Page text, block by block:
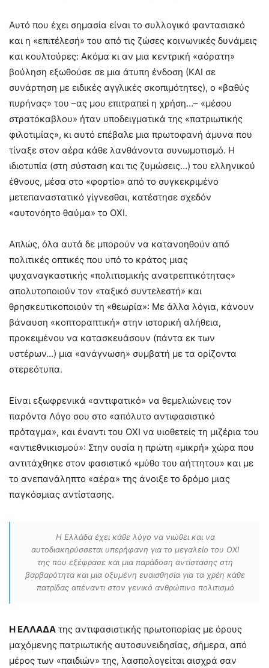
Αυτό που έχει σημασία είναι το συλλογικό φαντασιακό
και η «επιτέλεσή» του από τις ζώσες κοινωνικές δυνάμεις
και κουλτούρες: Ακόμα κι αν μια κεντρική «αόρατη»
βούληση εξωθούσε σε μια άτυπη ένδοση (ΚΑΙ σε
συνάρτηση με ειδικές αγγλικές σκοπιμότητες), ο «βαθύς
πυρήνας» του –ας μου επιτραπεί η χρήση…– «μέσου
στρατόκαβλου» ήταν υποδειγματικά της «πατριωτικής
φιλοτιμίας», κι αυτό επέβαλε μια πρωτοφανή άμυνα που
τίναξε στον αέρα κάθε λανθάνοντα συνωμοτισμό. Η
ιδιοτυπία (στη σύσταση και τις ζυμώσεις…) του ελληνικού
έθνους, μέσα στο «φορτίο» από το συγκεκριμένο
μετεπαναστατικό γίγνεσθαι, κατέστησε σχεδόν
«αυτονόητο θαύμα» το ΟΧΙ.
Απλώς, όλα αυτά δε μπορούν να κατανοηθούν από
πολιτικές οπτικές που υπό το κράτος μιας
ψυχαναγκαστικής «πολιτισμικής ανατρεπτικότητας»
απολυτοποιούν τον «ταξικό συντελεστή» και
θρησκευτικοποιούν τη «θεωρία»: Με άλλα λόγια, κάνουν
βάναυση «κοπτοραπτική» στην ιστορική αλήθεια,
προκειμένου να κατασκευάσουν (πάντα εκ των
υστέρων…) μια «ανάγνωση» συμβατή με τα ορίζοντα
στερεότυπα.
Είναι εξωφρενικά «αντιφατικό» να θεμελιώνεις τον
παρόντα Λόγο σου στο «απόλυτο αντιφασιστικό
πρόταγμα», και έναντι του ΟΧΙ να υιοθετείς τη μιζέρια του
«αντιεθνικισμού»: Στην ουσία η πρώτη «μικρή» χώρα που
αντιτάχθηκε στον φασιστικό «μύθο του αήττητου» και με
το ανεπανάληπτο «αέρα» της άνοιξε το δρόμο μιας
παγκόσμιας αντίστασης.
Η Ελλάδα έχει κάθε λόγο να νιώθει και να
αυτοδιακηρύσσεται υπερήφανη για το μεγαλείο του ΟΧΙ
της που εξέφρασε και μια παράδοση αντίστασης στη
βαρβαρότητα και μια οξυμένη ευαισθησία για τα χρέη κάθε
πατρίδας απέναντι στον γενικό ανθρώπινο πολιτισμό
Η ΕΛΛΑΔΑ της αντιφασιστικής πρωτοπορίας με όρους
μαχόμενης πατριωτικής αυτοσυνειδησίας, σήμερα, από
μέρος των «παιδιών» της, λασπολογείται αισχρά σαν